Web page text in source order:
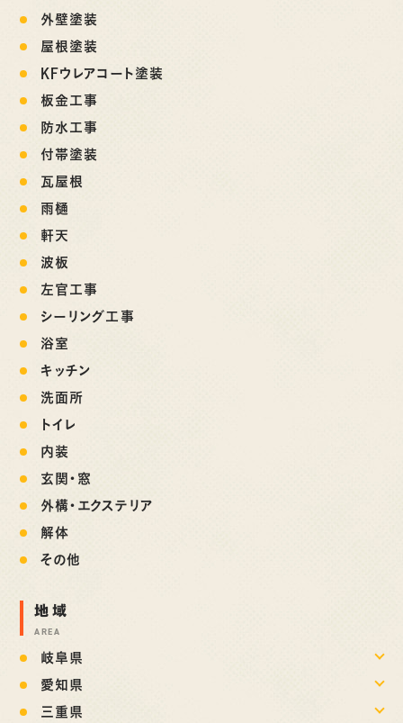
外壁塗装
屋根塗装
KFウレアコート塗装
板金工事
防水工事
付帯塗装
瓦屋根
雨樋
軒天
波板
左官工事
シーリング工事
浴室
キッチン
洗面所
トイレ
内装
玄関・窓
外構・エクステリア
解体
その他
地域
AREA
岐阜県
愛知県
三重県